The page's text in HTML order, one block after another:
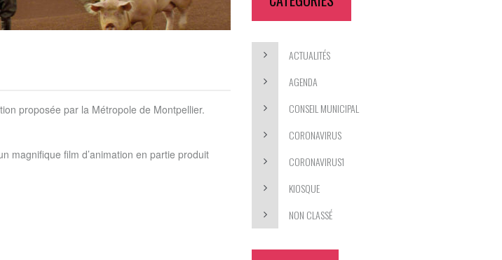
proposée par la Métropole de Montpellier.
magnifique film d’animation en partie produit
ACTUALITÉS
AGENDA
CONSEIL MUNICIPAL
CORONAVIRUS
CORONAVIRUS1
KIOSQUE
NON CLASSÉ